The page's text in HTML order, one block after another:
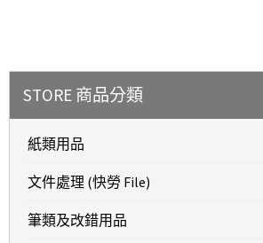
STORE 商品分類
紙類用品
文件處理 (快勞 File)
筆類及改錯用品